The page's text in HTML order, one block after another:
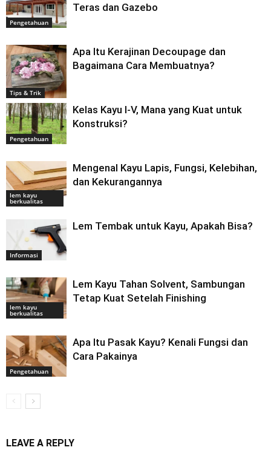
Pengetahuan
Teras dan Gazebo
Tips & Trik
Apa Itu Kerajinan Decoupage dan
Bagaimana Cara Membuatnya?
Pengetahuan
Kelas Kayu I-V, Mana yang Kuat untuk
Konstruksi?
lem kayu
berkualitas
Mengenal Kayu Lapis, Fungsi, Kelebihan,
dan Kekurangannya
Informasi
Lem Tembak untuk Kayu, Apakah Bisa?
lem kayu
berkualitas
Lem Kayu Tahan Solvent, Sambungan
Tetap Kuat Setelah Finishing
Pengetahuan
Apa Itu Pasak Kayu? Kenali Fungsi dan
Cara Pakainya
LEAVE A REPLY